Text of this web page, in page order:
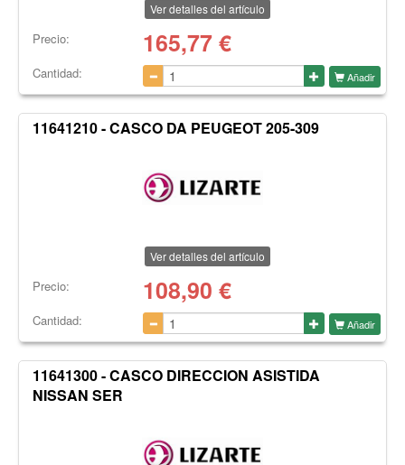
Ver detalles del artículo
Precio: 165,77€
Cantidad: Añadir
11641210 - CASCO DA PEUGEOT 205-309
Ver detalles del artículo
Precio: 108,90 €
Cantidad: Añadir
11641300 - CASCO DIRECCION ASISTIDA
NISSAN SER